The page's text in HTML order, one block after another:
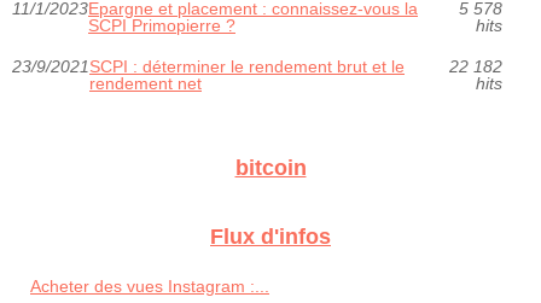
11/1/2023Epargne et placement : connaissez-vous la
SCPI Primopierre ?
5 578
hits
23/9/2021SCPI : déterminer le rendement brut et le
rendement net
22 182
hits
bitcoin
Flux d'infos
Acheter des vues Instagram :...